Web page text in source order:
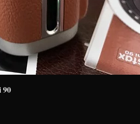
90